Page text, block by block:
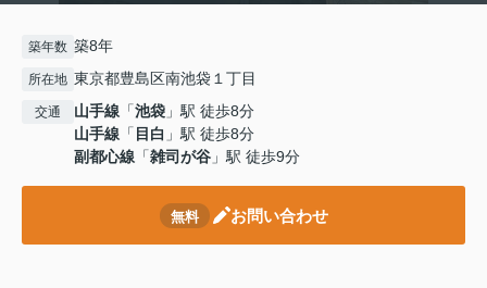
築年数 築8年
所在地 東京都豊島区南池袋１丁目
交通 山手線 「池袋 」駅 徒歩8分
山手線 「 目白 」駅 徒歩8分
副都心線 「雑司が谷 」駅 徒歩9分
無料 お問い合わせ